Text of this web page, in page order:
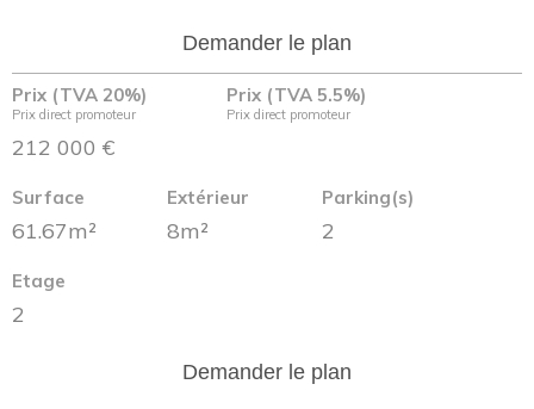
Demander le plan
Prix (TVA 20%)
Prix direct promoteur
212 000 €
Prix (TVA 5.5%)
Prix direct promoteur
Surface
61.67m²
Extérieur
8m²
Parking(s)
2
Etage
2
Demander le plan